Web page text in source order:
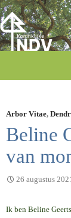
inhoud
Arbor Vitae,
Beline
van
26 augustus
Ik ben Beline